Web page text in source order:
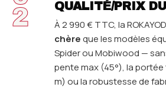
2
QUALITÉ/PRIX
À 2 990 € TTC, la
chèreque les modèles
Spider ou Mobiwood —
pente max (45°), la
m) ou la robustesse de